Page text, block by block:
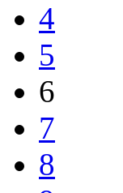
4
5
6
7
8